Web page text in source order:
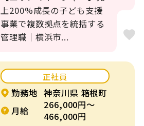
上200%成長の子ども支援
事業で複数拠点を統括する
管理職｜横浜市...
正社員
勤務地 神奈川県 箱根町
月給
266,000円～
466,000円